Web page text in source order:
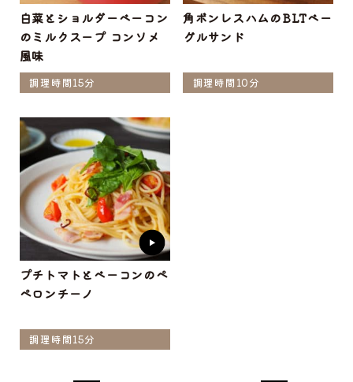
白菜とショルダーベーコン
のミルクスープ コンソメ
風味
調理時間15分
角ボンレスハムのBLTベー
グルサンド
調理時間10分
プチトマトとベーコンのペ
ペロンチーノ
調理時間15分